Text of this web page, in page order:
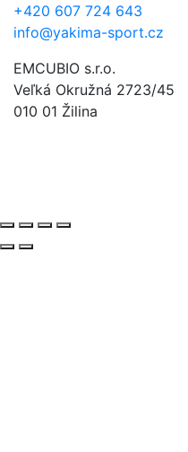
+420 607 724 643
info@yakima-sport.cz
EMCUBIO s.r.o.
Veľká Okružná 2723/45
010 01 Žilina